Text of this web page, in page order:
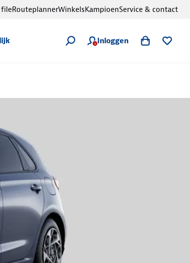
Inloggen
RouteplannerWinkelsKampioenService & contact